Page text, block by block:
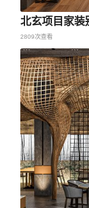
北玄项目家装
2809次查看